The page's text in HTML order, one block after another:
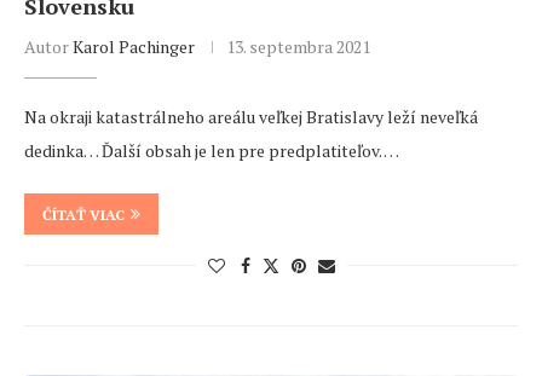
Slovensku
AutorKarol Pachinger 13. septembra 2021
Na okraji katastrálneho areálu veľkej Bratislavy leží neveľká
dedinka… Ďalší obsah je len pre predplatiteľov. …
ČÍTAŤ VIAC